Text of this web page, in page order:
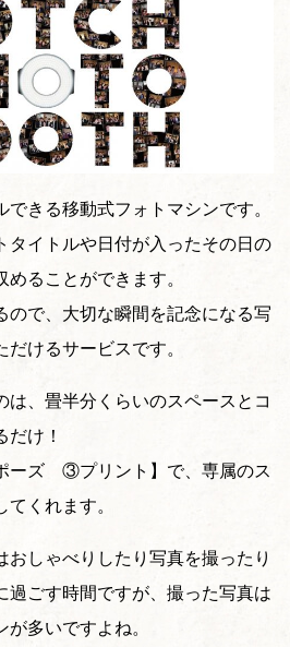
きる移動式フォトマシンです。
タイトルや日付が入ったその日の
ることができます。
ので、大切な瞬間を記念になる写
けるサービスです。
、畳半分くらいのスペースとコ
け！
ズ ③プリント】で、専属のス
くれます。
しゃべりしたり写真を撮ったり
過ごす時間ですが、撮った写真は
多いですよね。